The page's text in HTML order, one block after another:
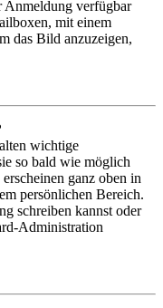
Anmeldung verfügbar
mit einem
das Bild anzuzeigen,
wichtige
so bald wie möglich
ganz oben in
persönlichen Bereich.
schreiben kannst oder
Administration